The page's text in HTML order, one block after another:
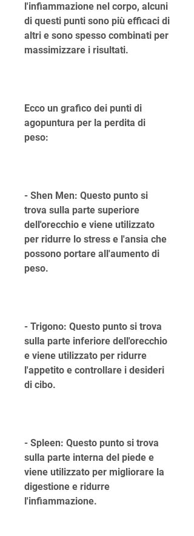
l'infiammazione nel corpo, alcuni
di questi punti sono più efficaci di
altri e sono spesso combinati per
massimizzare i risultati.
Ecco un grafico dei punti di
agopuntura per la perdita di
peso:
- Shen Men: Questo punto si
trova sulla parte superiore
dell'orecchio e viene utilizzato
per ridurre lo stress e l'ansia che
possono portare all'aumento di
peso.
- Trigono: Questo punto si trova
sulla parte inferiore dell'orecchio
e viene utilizzato per ridurre
l'appetito e controllare i desideri
di cibo.
- Spleen: Questo punto si trova
sulla parte interna del piede e
viene utilizzato per migliorare la
digestione e ridurre
l'infiammazione.